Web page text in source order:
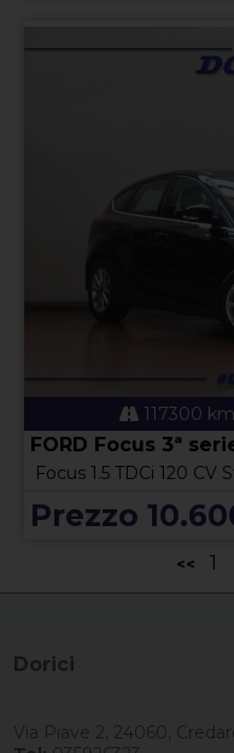
117300 km
FORD Focus 3ª
Focus 1.5 TDCi 120
Prezzo
<< 1
Dorici
Via Piave 2, 24060,